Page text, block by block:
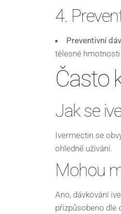
4.
Preventivní
tělesné
Často
Jak se
Ivermectin se
ohledně užívání.
Mohou
Ano, dávkování
přizpůsobeno dle